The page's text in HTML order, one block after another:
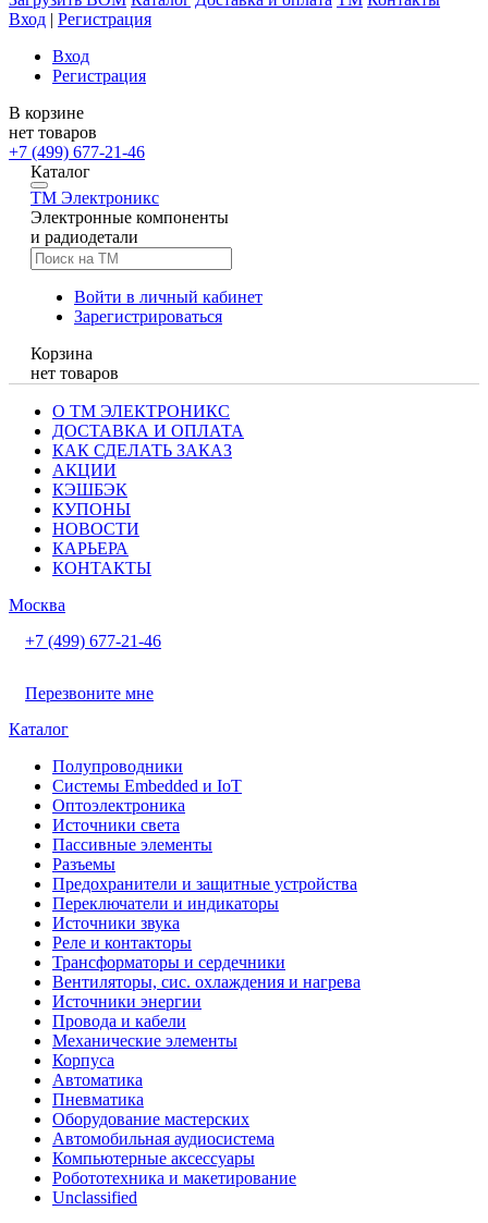
Вход | Регистрация
Вход
Регистрация
В корзине
нет товаров
+7 (499) 677-21-46
Каталог
TM Электроникс
Электронные компоненты
и радиодетали
Войти в личный кабинет
Зарегистрироваться
Корзина
нет товаров
О ТМ ЭЛЕКТРОНИКС
ДОСТАВКА И ОПЛАТА
КАК СДЕЛАТЬ ЗАКАЗ
АКЦИИ
КЭШБЭК
КУПОНЫ
НОВОСТИ
КАРЬЕРА
КОНТАКТЫ
Москва
+7 (499) 677-21-46
Перезвоните мне
Каталог
Полупроводники
Системы Embedded и IoT
Oптоэлектроника
Источники света
Пассивные элементы
Разъeмы
Предохранители и защитные устройства
Переключатели и индикаторы
Источники звука
Реле и контакторы
Трансформаторы и сердечники
Вентиляторы, сис. охлаждения и нагрева
Источники энергии
Провода и кабели
Механические элементы
Корпуса
Автоматика
Пневматика
Оборудование мастерских
Автомобильная аудиосистема
Компьютерные аксессуары
Робототехника и макетирование
Unclassified